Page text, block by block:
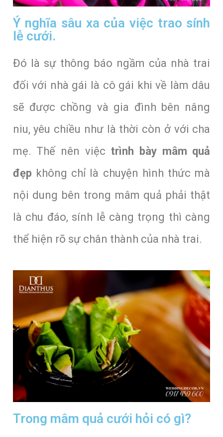
Ý nghĩa sâu xa của việc trao sính
lễ cưới.
Đó là sự thông báo ngầm của nhà trai
đối với nhà gái là cô gái khi về làm dâu
sẽ được chồng và gia đình bên nâng
niu, yêu chiều như là thời còn ở với cha
mẹ. Thế nên việc trình bày mâm quả
đẹp không chỉ là chuyện hình thức mà
nội dung bên trong mâm quả phải thật
là chu đáo, sính lễ càng trọng thì càng
thể hiện rõ sự chân thành của nhà trai.
Trong mâm quả cưới hỏi có gì?